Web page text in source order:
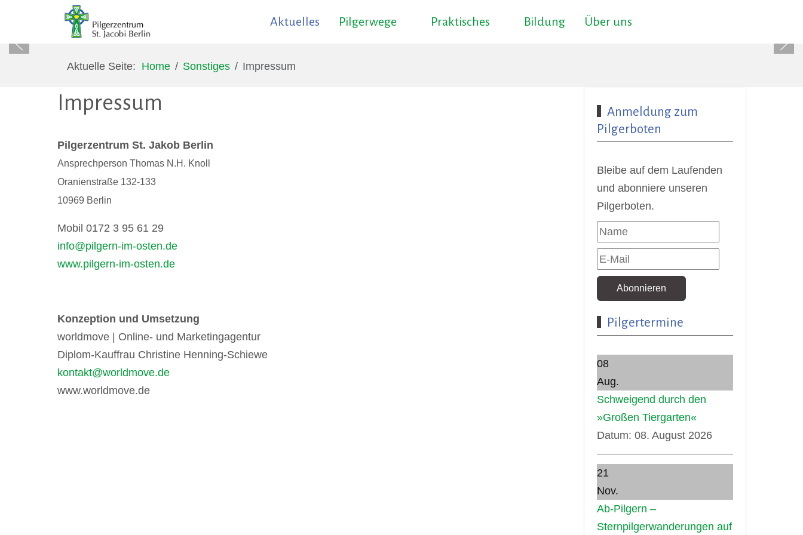
Aktuelles Pilgerwege Praktisches Bildung Über uns
Aktuelle Seite: Home Sonstiges Impressum
Impressum
Pilgerzentrum St. Jakob Berlin
Ansprechperson Thomas N.H. Knoll
Oranienstraße 132-133
10969 Berlin
Mobil 0172 3 95 61 29
info@pilgern-im-osten.de
www.pilgern-im-osten.de
Konzeption und Umsetzung
worldmove | Online- und Marketingagentur
Diplom-Kauffrau Christine Henning-Schiewe
kontakt@worldmove.de
www.worldmove.de
Anmeldung zum
Pilgerboten
Bleibe auf dem Laufenden
und abonniere unseren
Pilgerboten.
Abonnieren
Pilgertermine
08
Aug.
Schweigend durch den
»Großen Tiergarten«
Datum: 08. August 2026
21
Nov.
Ab-Pilgern –
Sternpilgerwanderungen auf